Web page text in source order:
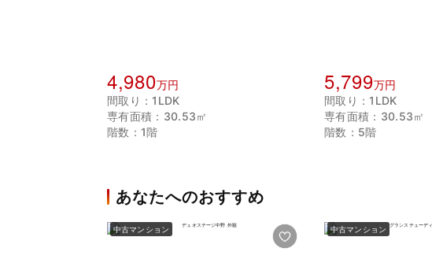
4,980万円
間取り：1LDK
専有面積：30.53㎡
階数：1階
5,799万円
間取り：1LDK
専有面積：30.53㎡
階数：5階
あなたへのおすすめ
中古マンション 中古マンション